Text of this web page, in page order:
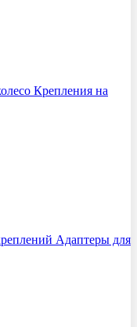
Крепления на
Адаптеры для